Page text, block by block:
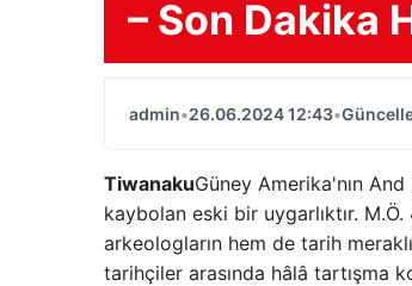
– Son Dakika
admin•26.06.2024 12:43•
TiwanakuGüney Amerika'nın
kaybolan eski bir uygarlıktır.
arkeologların hem de tarih
tarihçiler arasında hâlâ tartışma